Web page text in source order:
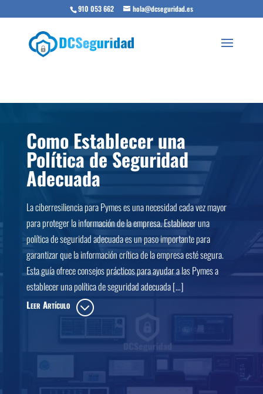
910 053 662 hola@dcseguridad.es
Como Establecer una
Política de Seguridad
Adecuada
La ciberresiliencia para Pymes es una necesidad cada vez mayor
para proteger la información de la empresa. Establecer una
política de seguridad adecuada es un paso importante para
garantizar que la información crítica de la empresa esté segura.
Esta guía ofrece consejos prácticos para ayudar a las Pymes a
establecer una política de seguridad adecuada […]
Leer Artículo